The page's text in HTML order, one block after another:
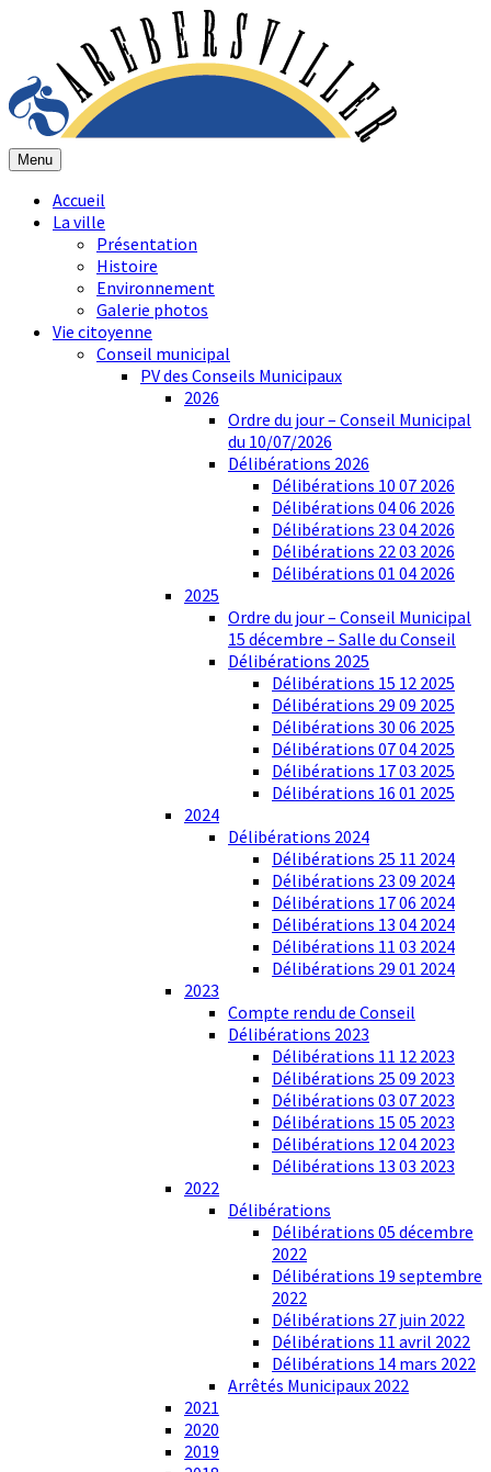
Menu
Accueil
La ville
Présentation
Histoire
Environnement
Galerie photos
Vie citoyenne
Conseil municipal
PV des Conseils Municipaux
2026
Ordre du jour – Conseil Municipal
du 10/07/2026
Délibérations 2026
Délibérations 10 07 2026
Délibérations 04 06 2026
Délibérations 23 04 2026
Délibérations 22 03 2026
Délibérations 01 04 2026
2025
Ordre du jour – Conseil Municipal
15 décembre – Salle du Conseil
Délibérations 2025
Délibérations 15 12 2025
Délibérations 29 09 2025
Délibérations 30 06 2025
Délibérations 07 04 2025
Délibérations 17 03 2025
Délibérations 16 01 2025
2024
Délibérations 2024
Délibérations 25 11 2024
Délibérations 23 09 2024
Délibérations 17 06 2024
Délibérations 13 04 2024
Délibérations 11 03 2024
Délibérations 29 01 2024
2023
Compte rendu de Conseil
Délibérations 2023
Délibérations 11 12 2023
Délibérations 25 09 2023
Délibérations 03 07 2023
Délibérations 15 05 2023
Délibérations 12 04 2023
Délibérations 13 03 2023
2022
Délibérations
Délibérations 05 décembre
2022
Délibérations 19 septembre
2022
Délibérations 27 juin 2022
Délibérations 11 avril 2022
Délibérations 14 mars 2022
Arrêtés Municipaux 2022
2021
2020
2019